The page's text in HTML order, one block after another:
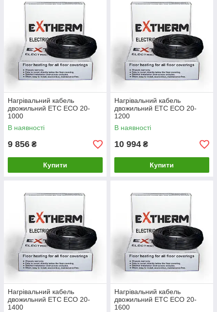
Нагрівальний кабель
двожильний ETС ECO 20-
1000
В наявності
9 856 ₴
Купити
Нагрівальний кабель
двожильний ETС ECO 20-
1200
В наявності
10 994 ₴
Купити
Нагрівальний кабель
двожильний ETС ECO 20-
1400
Нагрівальний кабель
двожильний ETС ECO 20-
1600